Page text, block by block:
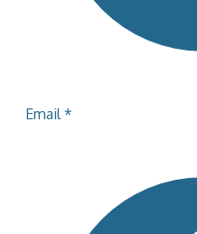
Email *